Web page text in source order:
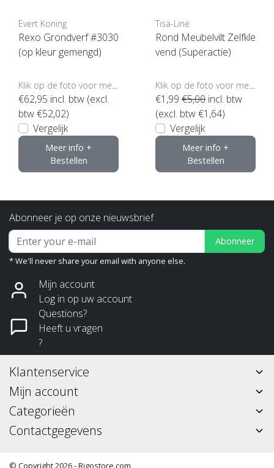
Evert Koning
Rexo Grondverf #3030
(op kleur gemengd)
€62,95 incl. btw (excl.
btw €52,02)
Vergelijk
Meer info +
Bestellen
Tisa-Line
Rond Meubelvilt Zelfkle
vend (Superactie)
€1,99 €5,00 incl. btw
(excl. btw €1,64)
Vergelijk
Meer info +
Bestellen
Abonneer je op onze nieuwsbrief
Abonneer
* We'll never share your email with anyone else.
Mijn account
Log in op uw account
Questions?
Heeft u vragen
?
Klantenservice
Mijn account
Categorieën
Contactgegevens
© Copyright 2026 - Rigostore.com